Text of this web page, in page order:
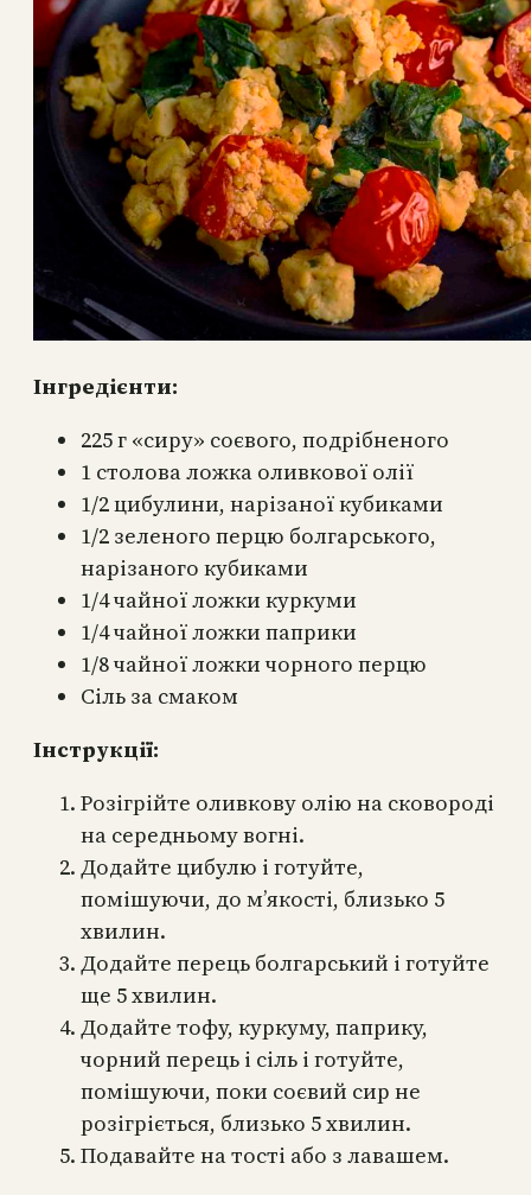
Інгредієнти:
225 г «сиру» соєвого, подрібненого
1 столова ложка оливкової олії
1/2 цибулини, нарізаної кубиками
1/2 зеленого перцю болгарського,
нарізаного кубиками
1/4 чайної ложки куркуми
1/4 чайної ложки паприки
1/8 чайної ложки чорного перцю
Сіль за смаком
Інструкції:
Розігрійте оливкову олію на сковороді
на середньому вогні.
Додайте цибулю і готуйте,
помішуючи, до м’якості, близько 5
хвилин.
Додайте перець болгарський і готуйте
ще 5 хвилин.
Додайте тофу, куркуму, паприку,
чорний перець і сіль і готуйте,
помішуючи, поки соєвий сир не
розігріється, близько 5 хвилин.
Подавайте на тості або з лавашем.